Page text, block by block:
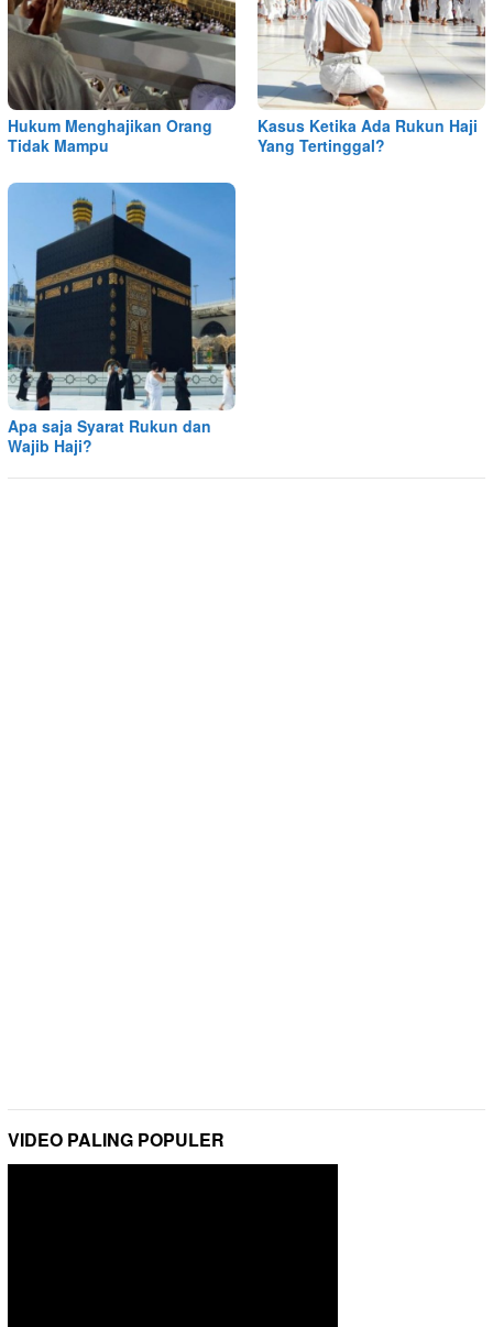
Hukum Menghajikan Orang
Tidak Mampu
Kasus Ketika Ada Rukun Haji
Yang Tertinggal?
Apa saja Syarat Rukun dan
Wajib Haji?
VIDEO PALING POPULER